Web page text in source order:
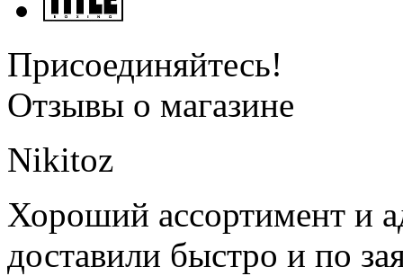
Присоединяйтесь!
Отзывы о магазине
Nikitoz
Хороший ассортимент и
доставили быстро и по